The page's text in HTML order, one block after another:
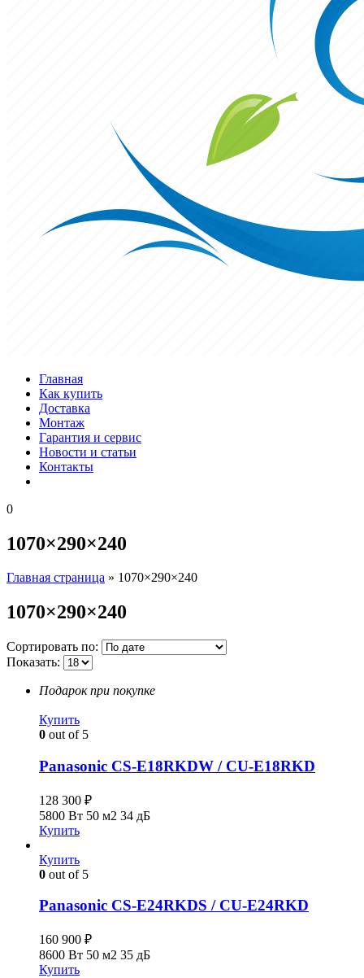
Главная
Как купить
Доставка
Монтаж
Гарантия и сервис
Новости и статьи
Контакты
0
1070×290×240
Главная страница » 1070×290×240
1070×290×240
Сортировать по:
Показать:
Подарок при покупке
Купить
0 out of 5
Panasonic CS-E18RKDW / CU-E18RKD
128 300 ₽
5800 Вт 50 м2 34 дБ
Купить
Купить
0 out of 5
Panasonic CS-E24RKDS / CU-E24RKD
160 900 ₽
8600 Вт 50 м2 35 дБ
Купить